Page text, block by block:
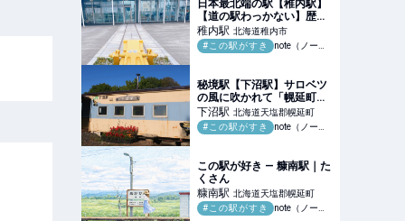
日本最北端の駅【稚内駅】
【道の駅わっかない】歴史
を刻む終着駅の旅。到達証
明書と防波堤ドーム【日本
一周・絶景スポット】｜日
稚内駅 北海道稚内市
#この駅がすき
note（ノート）
秘境駅【下沼駅】サロベツ
の風に吹かれて「幌延町・
7つの秘境駅めぐり」｜日
本一周、世界一周 もふP
下沼駅 北海道天塩郡幌延町
#この駅がすき
note（ノート）
この駅が好き — 糠南駅｜た
くさん
糠南駅 北海道天塩郡幌延町
#この駅がすき
note（ノート）